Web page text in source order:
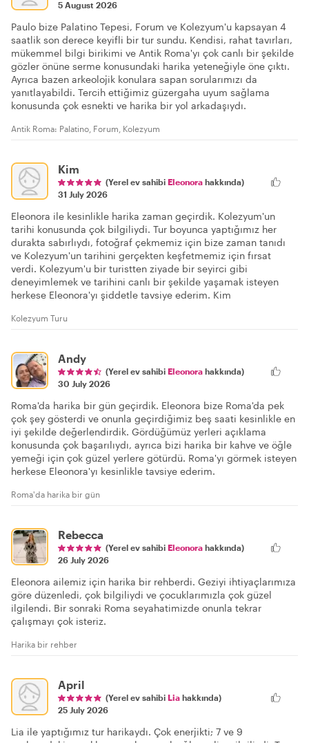
5 August 2026
Paulo bize Palatino Tepesi, Forum ve Kolezyum'u kapsayan 4
saatlik son derece keyifli bir tur sundu. Kendisi, rahat tavırları,
mükemmel bilgi birikimi ve Antik Roma'yı çok canlı bir şekilde
gözler önüne serme konusundaki harika yeteneğiyle öne çıktı.
Ayrıca bazen arkeolojik konulara sapan sorularımızı da
yanıtlayabildi. Tercih ettiğimiz güzergaha uyum sağlama
konusunda çok esnekti ve harika bir yol arkadaşıydı.
Antik Roma: Palatino, Forum, Kolezyum
Kim
(Yerel ev sahibi Eleonora hakkında)
31 July 2026
Eleonora ile kesinlikle harika zaman geçirdik. Kolezyum'un
tarihi konusunda çok bilgiliydi. Tur boyunca yaptığımız her
durakta sabırlıydı, fotoğraf çekmemiz için bize zaman tanıdı
ve Kolezyum'un tarihini gerçekten keşfetmemiz için fırsat
verdi. Kolezyum'u bir turistten ziyade bir seyirci gibi
deneyimlemek ve tarihini canlı bir şekilde yaşamak isteyen
herkese Eleonora'yı şiddetle tavsiye ederim. Kim
Kolezyum Turu
Andy
(Yerel ev sahibi Eleonora hakkında)
30 July 2026
Roma'da harika bir gün geçirdik. Eleonora bize Roma'da pek
çok şey gösterdi ve onunla geçirdiğimiz beş saati kesinlikle en
iyi şekilde değerlendirdik. Gördüğümüz yerleri açıklama
konusunda çok başarılıydı, ayrıca bizi harika bir kahve ve öğle
yemeği için çok güzel yerlere götürdü. Roma'yı görmek isteyen
herkese Eleonora'yı kesinlikle tavsiye ederim.
Roma'da harika bir gün
Rebecca
(Yerel ev sahibi Eleonora hakkında)
26 July 2026
Eleonora ailemiz için harika bir rehberdi. Geziyi ihtiyaçlarımıza
göre düzenledi, çok bilgiliydi ve çocuklarımızla çok güzel
ilgilendi. Bir sonraki Roma seyahatimizde onunla tekrar
çalışmayı çok isteriz.
Harika bir rehber
April
(Yerel ev sahibi Lia hakkında)
25 July 2026
Lia ile yaptığımız tur harikaydı. Çok enerjikti; 7 ve 9